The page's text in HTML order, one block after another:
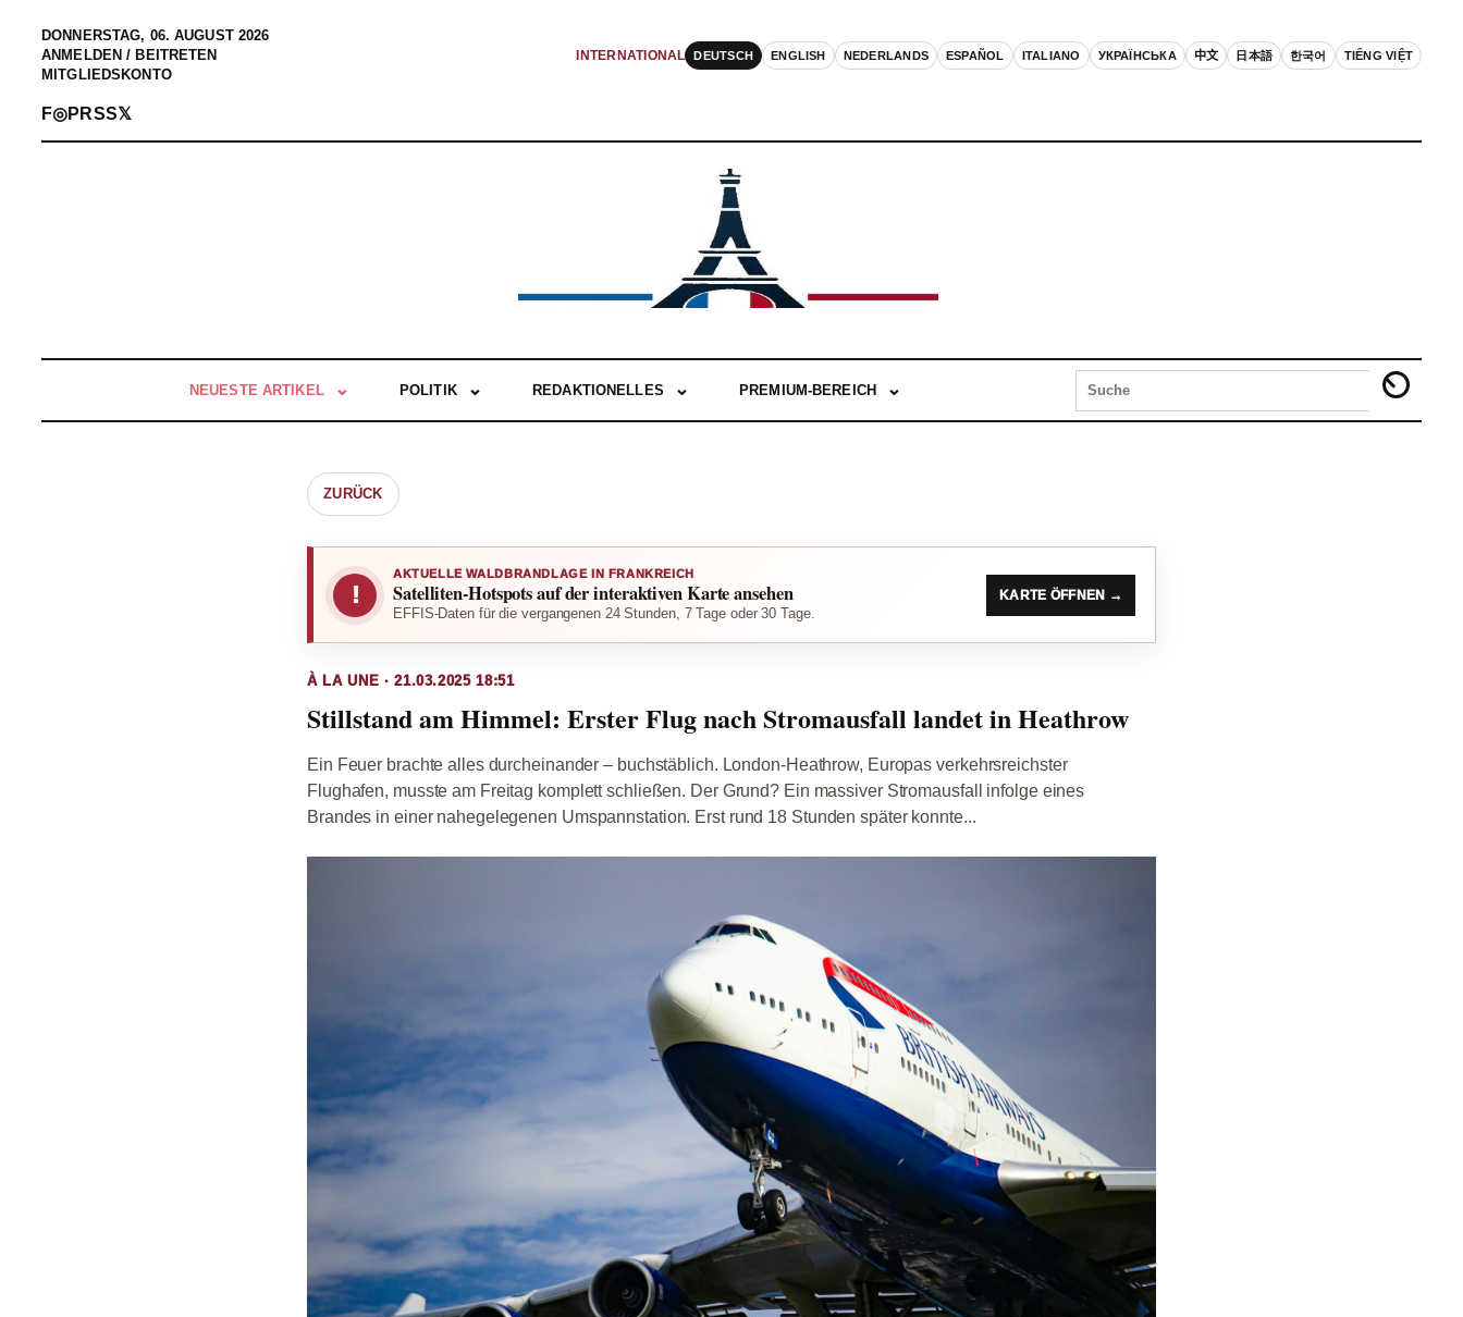
DONNERSTAG, 06. AUGUST 2026
ANMELDEN / BEITRETEN
MITGLIEDSKONTO
INTERNATIONAL DEUTSCH ENGLISH NEDERLANDS ESPAÑOL ITALIANO УКРАЇНСЬКА 中文 日本語 한국어 TIẾNG VIỆT
F◎PRSS𝕏
NEUESTE ARTIKEL POLITIK REDAKTIONELLES PREMIUM-BEREICH
ZURÜCK
!
AKTUELLE WALDBRANDLAGE IN FRANKREICH
Satelliten-Hotspots auf der interaktiven Karte ansehen
EFFIS-Daten für die vergangenen 24 Stunden, 7 Tage oder 30 Tage.
KARTE ÖFFNEN →
À LA UNE · 21.03.2025 18:51
Stillstand am Himmel: Erster Flug nach Stromausfall landet in Heathrow
Ein Feuer brachte alles durcheinander – buchstäblich. London-Heathrow, Europas verkehrsreichster
Flughafen, musste am Freitag komplett schließen. Der Grund? Ein massiver Stromausfall infolge eines
Brandes in einer nahegelegenen Umspannstation. Erst rund 18 Stunden später konnte...